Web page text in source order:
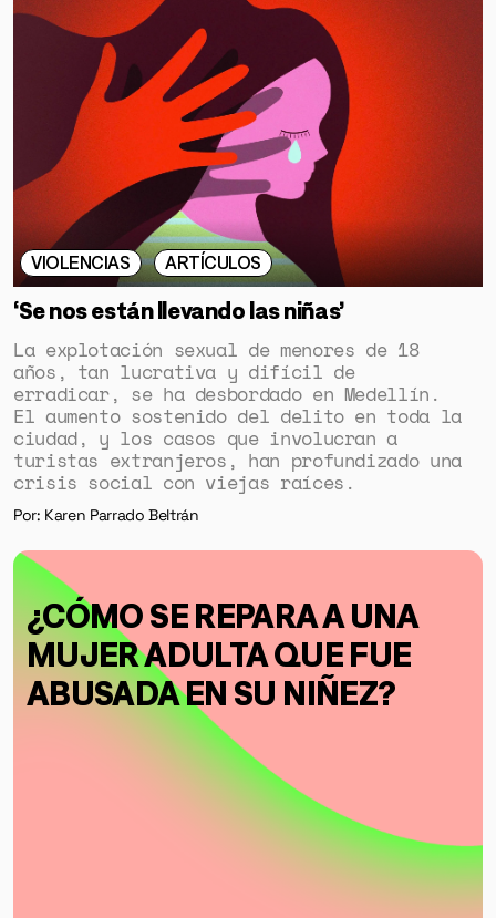
VIOLENCIAS ARTÍCULOS
‘Se nos están llevando las niñas’
La explotación sexual de menores de 18
años, tan lucrativa y difícil de
erradicar, se ha desbordado en Medellín.
El aumento sostenido del delito en toda la
ciudad, y los casos que involucran a
turistas extranjeros, han profundizado una
crisis social con viejas raíces.
Por: Karen Parrado Beltrán
¿CÓMO SE REPARA A UNA
MUJER ADULTA QUE FUE
ABUSADA EN SU NIÑEZ?